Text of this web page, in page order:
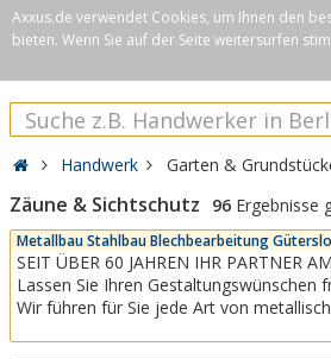
Axxus.de verwendet Cookies, um Ihnen den
bieten. Wenn Sie auf der Seite weitersurfen
Handwerk Garten &
Zäune & Sichtschutz 96 Ergebnisse
Metallbau Stahlbau Blechbearbeitung
SEIT ÜBER 60 JAHREN IHR PARTNER
Lassen Sie Ihren Gestaltungswünschen
Wir führen für Sie jede Art von